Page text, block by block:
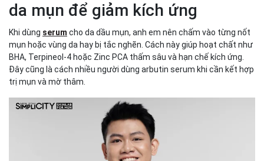
da mụn để giảm kích ứng
Khi dùng serum cho da dầu mụn, anh em nên chấm vào từng nốt
mụn hoặc vùng da hay bị tắc nghẽn. Cách này giúp hoạt chất như
BHA, Terpineol-4 hoặc Zinc PCA thấm sâu và hạn chế kích ứng.
Đây cũng là cách nhiều người dùng arbutin serum khi cần kết hợp
trị mụn và mờ thâm.